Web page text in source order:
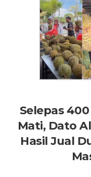
Selepas
Mati, Dato
Hasil Jual